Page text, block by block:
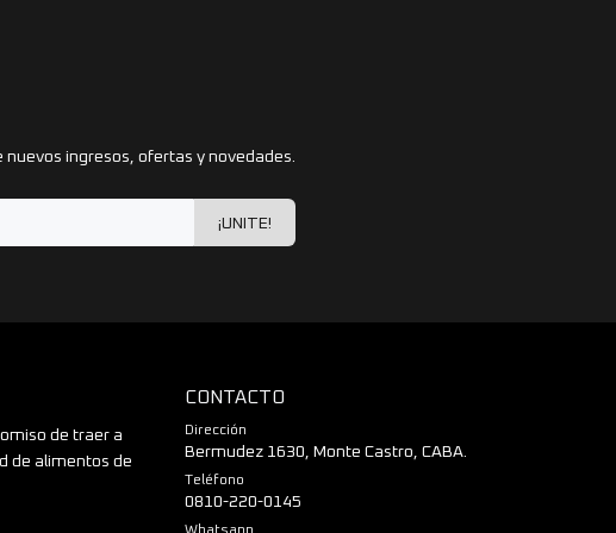
ingresos, ofertas y novedades.
¡UNITE!
de traer a
de alimentos de
CONTACTO
Dirección
Bermudez 1630, Monte Castro, CABA.
Teléfono
0810-220-0145
Whatsapp